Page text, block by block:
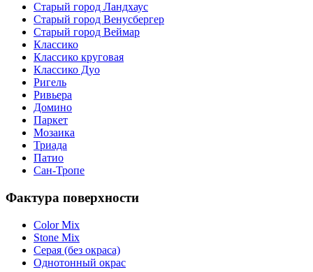
Старый город Ландхаус
Старый город Венусбергер
Старый город Веймар
Классико
Классико круговая
Классико Дуо
Ригель
Ривьера
Домино
Паркет
Мозаика
Триада
Патио
Сан-Тропе
Фактура поверхности
Color Mix
Stone Mix
Серая (без окраса)
Однотонный окрас